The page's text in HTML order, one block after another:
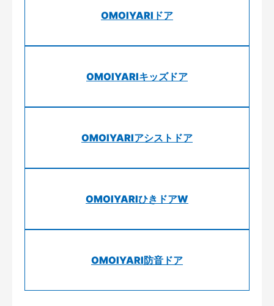
OMOIYARIドア
OMOIYARIキッズドア
OMOIYARIアシストドア
OMOIYARIひきドアW
OMOIYARI防音ドア